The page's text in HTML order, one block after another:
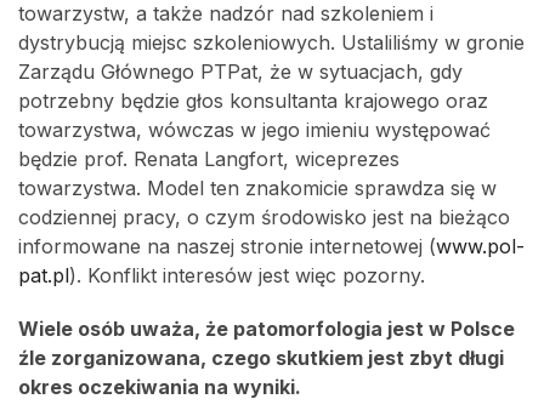
towarzystw, a także nadzór nad szkoleniem i
dystrybucją miejsc szkoleniowych. Ustaliliśmy w gronie
Zarządu Głównego PTPat, że w sytuacjach, gdy
potrzebny będzie głos konsultanta krajowego oraz
towarzystwa, wówczas w jego imieniu występować
będzie prof. Renata Langfort, wiceprezes
towarzystwa. Model ten znakomicie sprawdza się w
codziennej pracy, o czym środowisko jest na bieżąco
informowane na naszej stronie internetowej (www.pol-
pat.pl). Konflikt interesów jest więc pozorny.
Wiele osób uważa, że patomorfologia jest w Polsce
źle zorganizowana, czego skutkiem jest zbyt długi
okres oczekiwania na wyniki.